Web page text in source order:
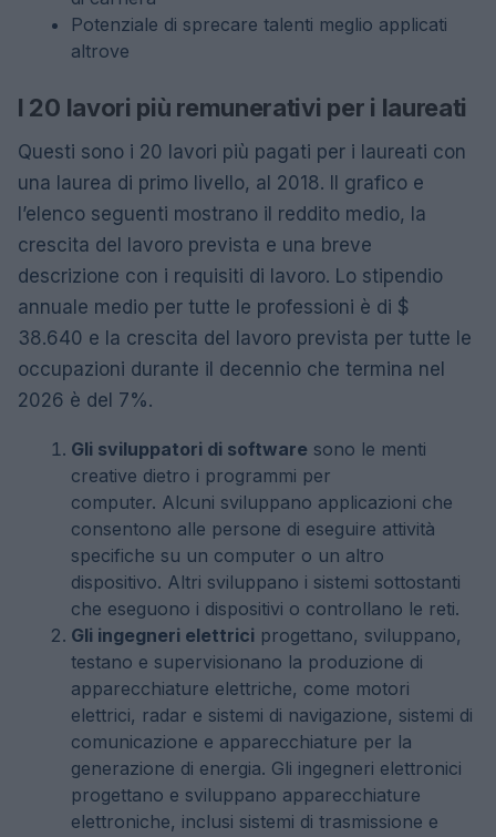
Potenziale di sprecare talenti meglio applicati
altrove
I 20 lavori più remunerativi per i laureati
Questi sono i 20 lavori più pagati per i laureati con
una laurea di primo livello, al 2018. Il grafico e
l’elenco seguenti mostrano il reddito medio, la
crescita del lavoro prevista e una breve
descrizione con i requisiti di lavoro. Lo stipendio
annuale medio per tutte le professioni è di $
38.640 e la crescita del lavoro prevista per tutte le
occupazioni durante il decennio che termina nel
2026 è del 7%. ​
Gli sviluppatori di software sono le menti
creative dietro i programmi per
computer. Alcuni sviluppano applicazioni che
consentono alle persone di eseguire attività
specifiche su un computer o un altro
dispositivo. Altri sviluppano i sistemi sottostanti
che eseguono i dispositivi o controllano le reti.
Gli ingegneri elettrici progettano, sviluppano,
testano e supervisionano la produzione di
apparecchiature elettriche, come motori
elettrici, radar e sistemi di navigazione, sistemi di
comunicazione e apparecchiature per la
generazione di energia. Gli ingegneri elettronici
progettano e sviluppano apparecchiature
elettroniche, inclusi sistemi di trasmissione e